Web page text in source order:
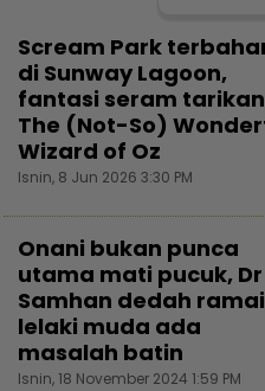
Scream Park
di Sunway Lagoon,
fantasi seram tarikan
The (Not-So)
Wizard of Oz
Isnin, 8 Jun 2026 3:30 PM
Onani bukan punca
utama mati pucuk, Dr
Samhan dedah ramai
lelaki muda ada
masalah batin
Isnin, 18 November 2024 1:59 PM